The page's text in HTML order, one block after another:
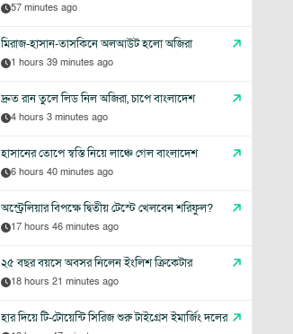
57 minutes ago
মিরাজ-হাসান-তাসকিনে অলআউট হলো অজিরা
1 hours 39 minutes ago
দ্রুত রান তুলে লিড নিল অজিরা, চাপে বাংলাদেশ
4 hours 3 minutes ago
হাসানের তোপে স্বস্তি নিয়ে লাঞ্চে গেল বাংলাদেশ
6 hours 40 minutes ago
অস্ট্রেলিয়ার বিপক্ষে দ্বিতীয় টেস্টে খেলবেন শরিফুল?
17 hours 46 minutes ago
২৫ বছর বয়সে অবসর নিলেন ইংলিশ ক্রিকেটার
18 hours 21 minutes ago
হার দিয়ে টি-টোয়েন্টি সিরিজ শুরু টাইগ্রেস ইমার্জিং দলের